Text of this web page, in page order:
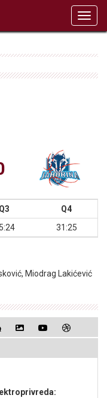
Q3
Q4
31:25
Miodrag Lakićević